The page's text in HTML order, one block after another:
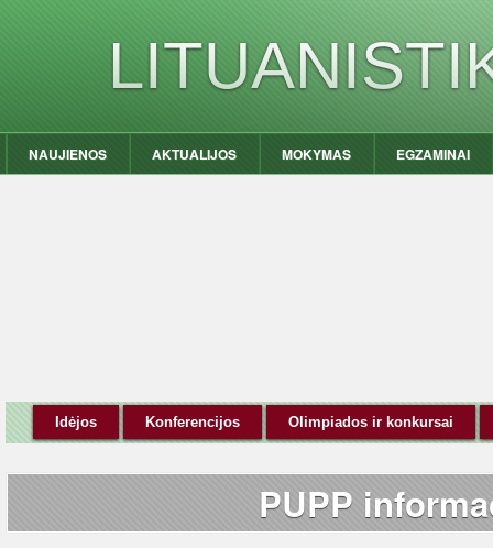
NAUJIENOS AKTUALIJOS MOKYMAS EGZAMINAI
Idėjos Konferencijos Olimpiados ir konkursai
PUPP